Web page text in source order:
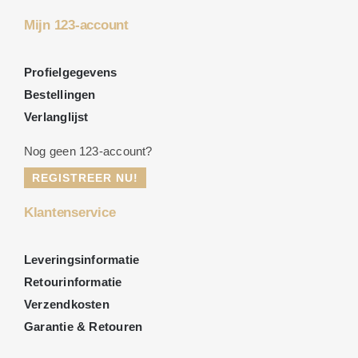
Mijn 123-account
Profielgegevens
Bestellingen
Verlanglijst
Nog geen 123-account?
REGISTREER NU!
Klantenservice
Leveringsinformatie
Retourinformatie
Verzendkosten
Garantie & Retouren